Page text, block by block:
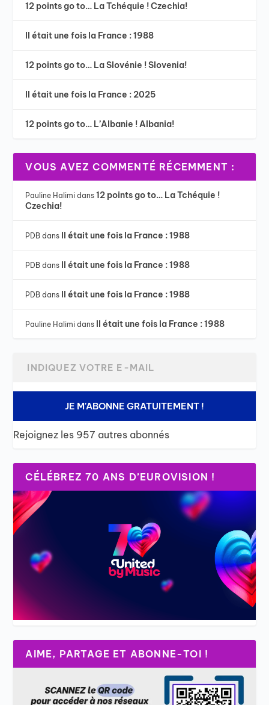
12 points go to… La Tchéquie ! Czechia!
Il était une fois la France : 1988
12 points go to… La Slovénie ! Slovenia!
Il était une fois la France : 2025
12 points go to… L’Albanie ! Albania!
VOUS AVEZ COMMENTÉ RÉCEMMENT :
Pauline Halimi dans12 points go to… La Tchéquie !
Czechia!
PDB dans Il était une fois la France : 1988
PDB dans Il était une fois la France : 1988
PDB dans Il était une fois la France : 1988
Pauline Halimi dans Il était une fois la France : 1988
JE M'ABONNE GRATUITEMENT !
Rejoignez les 957 autres abonnés
CÉLÉBREZ 70 ANS D’EUROVISION !
AIME, PARTAGE ET ABONNE-TOI !